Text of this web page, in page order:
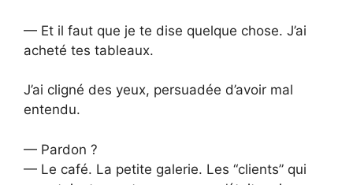
— Et il faut que je te dise quelque chose. J’ai
acheté tes tableaux.
J’ai cligné des yeux, persuadée d’avoir mal
entendu.
— Pardon ?
— Le café. La petite galerie. Les “clients” qui